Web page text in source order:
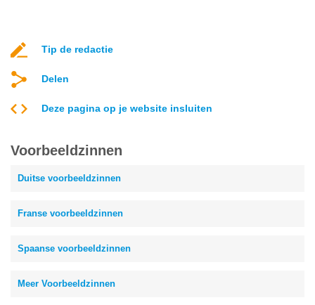
Tip de redactie
Delen
Deze pagina op je website insluiten
Voorbeeldzinnen
Duitse voorbeeldzinnen
Franse voorbeeldzinnen
Spaanse voorbeeldzinnen
Meer Voorbeeldzinnen